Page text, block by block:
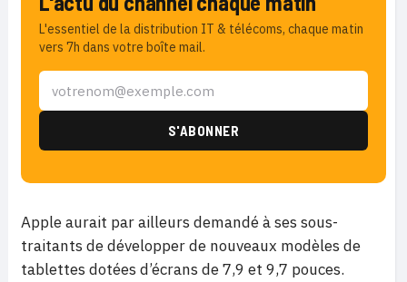
L'essentiel de la distribution IT & télécoms, chaque matin
vers 7h dans votre boîte mail.
Apple aurait par ailleurs demandé à ses sous-
traitants de développer de nouveaux modèles de
tablettes dotées d’écrans de 7,9 et 9,7 pouces.